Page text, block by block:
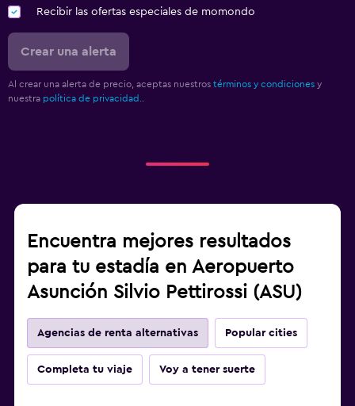
Recibir las ofertas especiales de momondo
Crear una alerta
Al crear una alerta de precio, aceptas nuestros términos y condiciones y
nuestra política de privacidad..
Encuentra mejores resultados
para tu estadía en Aeropuerto
Asunción Silvio Pettirossi (ASU)
Agencias de renta alternativas Popular cities
Completa tu viaje Voy a tener suerte